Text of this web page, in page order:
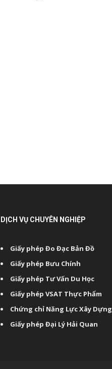
DỊCH VỤ CHUYÊN NGHIỆP
Giấy phép Đo Đạc Bản Đồ
Giấy phép Bưu Chính
Giấy phép Tư Vấn Du Học
Giấy phép VSAT Thực Phẩm
Chứng chỉ Năng Lực Xây Dựng
Giấy phép Đại Lý Hải Quan